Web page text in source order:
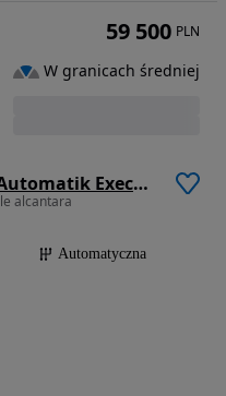
Honda CR-V 1.6i DTEC 4WD Automatik Executive
alcantara
Automatyczna
59 500 PLN
W granicach średniej